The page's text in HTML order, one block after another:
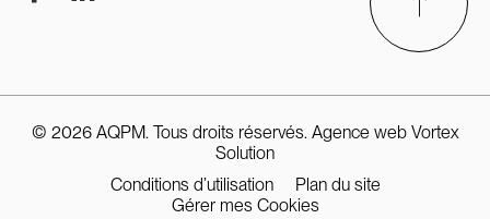
© 2026 AQPM. Tous droits réservés. Agence web Vortex
Solution
Conditions d’utilisation
Plan du site
Gérer mes Cookies